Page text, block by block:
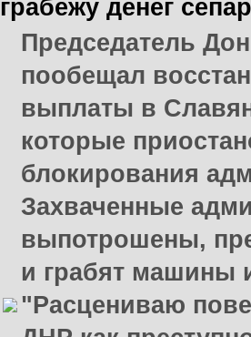
грабежу денег
Председатель
пообещал
выплаты в
которые
блокирования
Захваченные
выпотрошены,
и грабят машины
"Расцениваю